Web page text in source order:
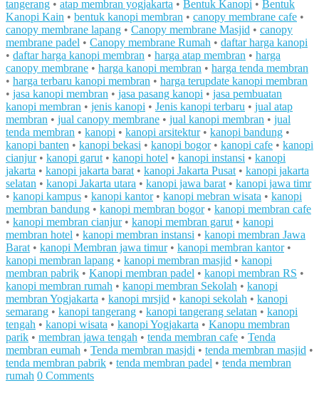
tangerang • atap membran yogjakarta • Bentuk Kanopi • Bentuk
Kanopi Kain • bentuk kanopi membran • canopy membrane cafe •
canopy membrane lapang • Canopy membrane Masjid • canopy
membrane padel • Canopy membrane Rumah • daftar harga kanopi
• daftar harga kanopi membran • harga atap membran • harga
canopy membrane • harga kanopi membran • harga tenda membran
• harga terbaru kanopi membran • harga terupdate kanopi membran
• jasa kanopi membran • jasa pasang kanopi • jasa pembuatan
kanopi membran • jenis kanopi • Jenis kanopi terbaru • jual atap
membran • jual canopy membrane • jual kanopi membran • jual
tenda membran • kanopi • kanopi arsitektur• kanopi bandung •
kanopi banten • kanopi bekasi • kanopi bogor• kanopi cafe • kanopi
cianjur• kanopi garut • kanopi hotel • kanopi instansi • kanopi
jakarta • kanopi jakarta barat • kanopi Jakarta Pusat • kanopi jakarta
selatan • kanopi Jakarta utara • kanopi jawa barat • kanopi jawa timr
• kanopi kampus • kanopi kantor• kanopi mebran wisata • kanopi
membran bandung • kanopi membran bogor• kanopi membran cafe
• kanopi membran cianjur• kanopi membran garut • kanopi
membran hotel • kanopi membran instansi • kanopi membran Jawa
Barat • kanopi Membran jawa timur• kanopi membran kantor•
kanopi membran lapang • kanopi membran masjid • kanopi
membran pabrik • Kanopi membran padel • kanopi membran RS •
kanopi membran rumah • kanopi membran Sekolah • kanopi
membran Yogjakarta • kanopi mrsjid • kanopi sekolah • kanopi
semarang • kanopi tangerang • kanopi tangerang selatan • kanopi
tengah • kanopi wisata • kanopi Yogjakarta • Kanopu membran
parik • membran jawa tengah • tenda membran cafe • Tenda
membran eumah • Tenda membran masjdi • tenda membran masjid •
tenda membran pabrik • tenda membran padel • tenda membran
rumah 0 Comments